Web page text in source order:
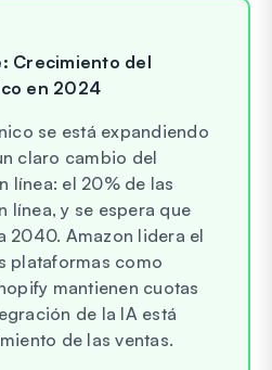
Crecimiento del
en 2024
se está expandiendo
claro cambio del
línea: el 20% de las
línea, y se espera que
2040. Amazon lidera el
plataformas como
mantienen cuotas
de la IA está
de las ventas.